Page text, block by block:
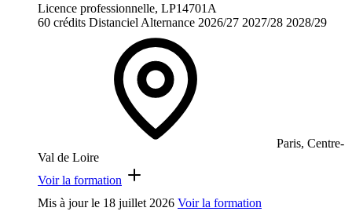
Licence professionnelle, LP14701A
60 crédits Distanciel Alternance 2026/27 2027/28 2028/29
Paris, Centre-
Val de Loire
Voir la formation
Mis à jour le 18 juillet 2026 Voir la formation